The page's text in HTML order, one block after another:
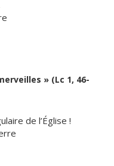
» (Lc 1, 46-
de l’Église !